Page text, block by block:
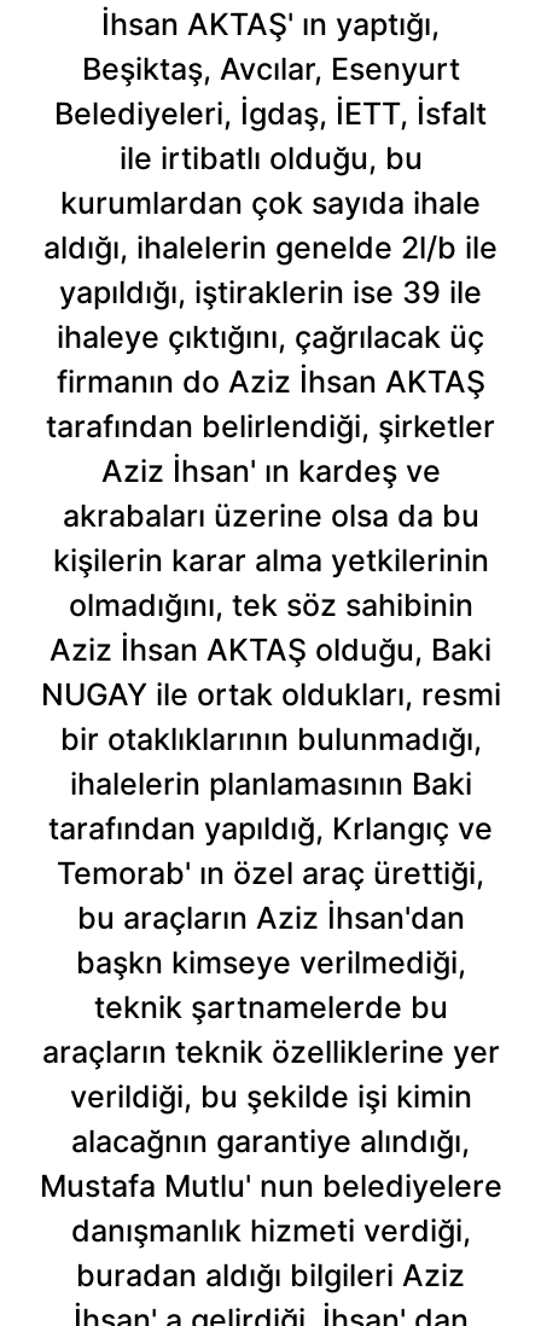
İhsan AKTAŞ' ın yaptığı,
Beşiktaş, Avcılar, Esenyurt
Belediyeleri, İgdaş, İETT, İsfalt
ile irtibatlı olduğu, bu
kurumlardan çok sayıda ihale
aldığı, ihalelerin genelde 2l/b ile
yapıldığı, iştiraklerin ise 39 ile
ihaleye çıktığını, çağrılacak üç
firmanın do Aziz İhsan AKTAŞ
tarafından belirlendiği, şirketler
Aziz İhsan' ın kardeş ve
akrabaları üzerine olsa da bu
kişilerin karar alma yetkilerinin
olmadığını, tek söz sahibinin
Aziz İhsan AKTAŞ olduğu, Baki
NUGAY ile ortak oldukları, resmi
bir otaklıklarının bulunmadığı,
ihalelerin planlamasının Baki
tarafından yapıldığ, Krlangıç ve
Temorab' ın özel araç ürettiği,
bu araçların Aziz İhsan'dan
başkn kimseye verilmediği,
teknik şartnamelerde bu
araçların teknik özelliklerine yer
verildiği, bu şekilde işi kimin
alacağnın garantiye alındığı,
Mustafa Mutlu' nun belediyelere
danışmanlık hizmeti verdiği,
buradan aldığı bilgileri Aziz